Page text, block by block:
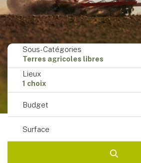
Sous-Catégories
Terres agricoles libres
Lieux
1 choix
Budget
Surface